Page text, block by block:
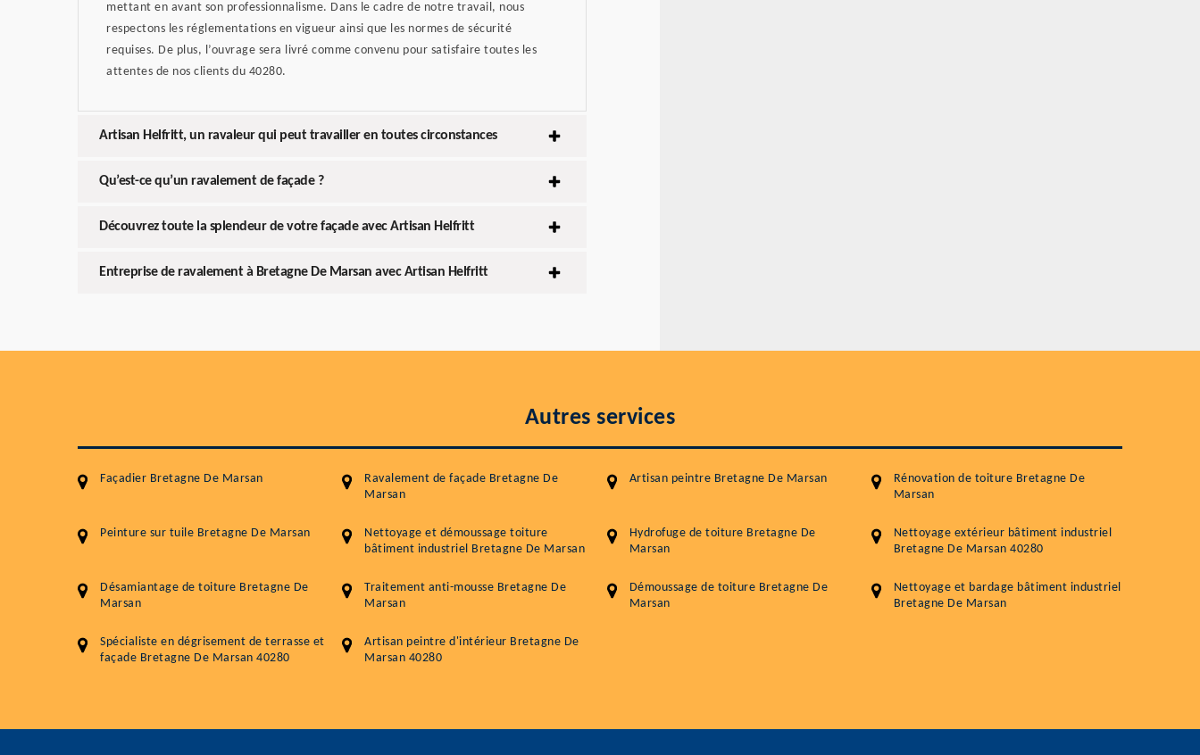
mettant en avant son professionnalisme. Dans le cadre de notre travail, nous
respectons les réglementations en vigueur ainsi que les normes de sécurité
requises. De plus, l’ouvrage sera livré comme convenu pour satisfaire toutes les
attentes de nos clients du 40280.
Artisan Helfritt, un ravaleur qui peut travailler en toutes circonstances
Qu’est-ce qu’un ravalement de façade ?
Découvrez toute la splendeur de votre façade avec Artisan Helfritt
Entreprise de ravalement à Bretagne De Marsan avec Artisan Helfritt
Autres services
Façadier Bretagne De Marsan
Ravalement de façade Bretagne De
Marsan
Artisan peintre Bretagne De Marsan
Rénovation de toiture Bretagne De
Marsan
Peinture sur tuile Bretagne De Marsan
Nettoyage et démoussage toiture
bâtiment industriel Bretagne De Marsan
Hydrofuge de toiture Bretagne De
Marsan
Nettoyage extérieur bâtiment industriel
Bretagne De Marsan 40280
Désamiantage de toiture Bretagne De
Marsan
Traitement anti-mousse Bretagne De
Marsan
Démoussage de toiture Bretagne De
Marsan
Nettoyage et bardage bâtiment industriel
Bretagne De Marsan
Spécialiste en dégrisement de terrasse et
façade Bretagne De Marsan 40280
Artisan peintre d'intérieur Bretagne De
Marsan 40280
5.0 (118avis)
Artisant local recommander
05 33 06 15 63
76 chemin de la Source 40180